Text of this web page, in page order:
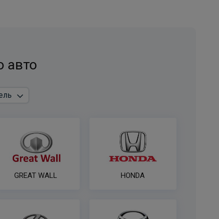
по запросу
ПОД ЗАКАЗ ОТ 14 ДНЕЙ
по запросу
В корзину
для лёгкие коммерческие грузовики и
авто
GREAT WALL HONDA